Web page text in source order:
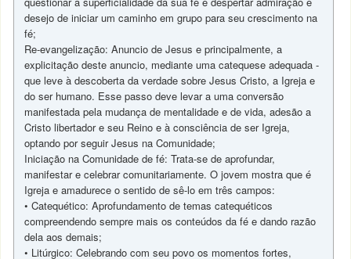
desejo de iniciar um caminho em grupo para seu crescimento na
fé;
Re-evangelização: Anuncio de Jesus e principalmente, a
explicitação deste anuncio, mediante uma catequese adequada -
que leve à descoberta da verdade sobre Jesus Cristo, a Igreja e
do ser humano. Esse passo deve levar a uma conversão
manifestada pela mudança de mentalidade e de vida, adesão a
Cristo libertador e seu Reino e à consciência de ser Igreja,
optando por seguir Jesus na Comunidade;
Iniciação na Comunidade de fé: Trata-se de aprofundar,
manifestar e celebrar comunitariamente. O jovem mostra que é
Igreja e amadurece o sentido de sê-lo em três campos:
• Catequético: Aprofundamento de temas catequéticos
compreendendo sempre mais os conteúdos da fé e dando razão
dela aos demais;
• Litúrgico: Celebrando com seu povo os momentos fortes,